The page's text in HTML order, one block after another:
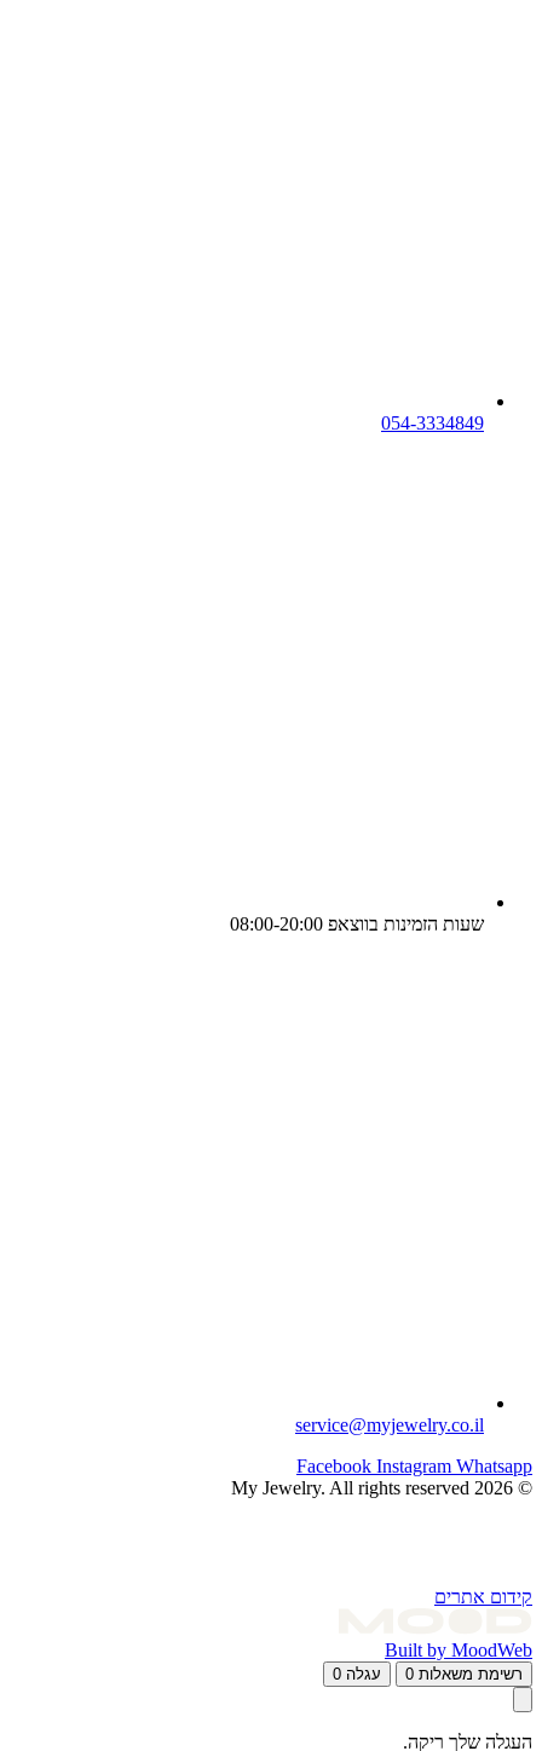
054-3334849
שעות הזמינות בווצאפ 08:00-20:00
service@myjewelry.co.il
Facebook Instagram Whatsapp
© 2026 My Jewelry. All rights reserved
קידום אתרים
Built by MoodWeb
רשימת משאלות 0 עגלה 0
העגלה שלך ריקה.